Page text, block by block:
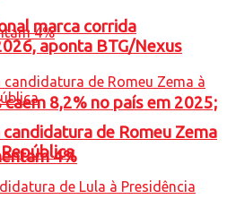
8,2% no país em 2025;
4%
marca corrida
aponta BTG/Nexus
de Romeu Zema